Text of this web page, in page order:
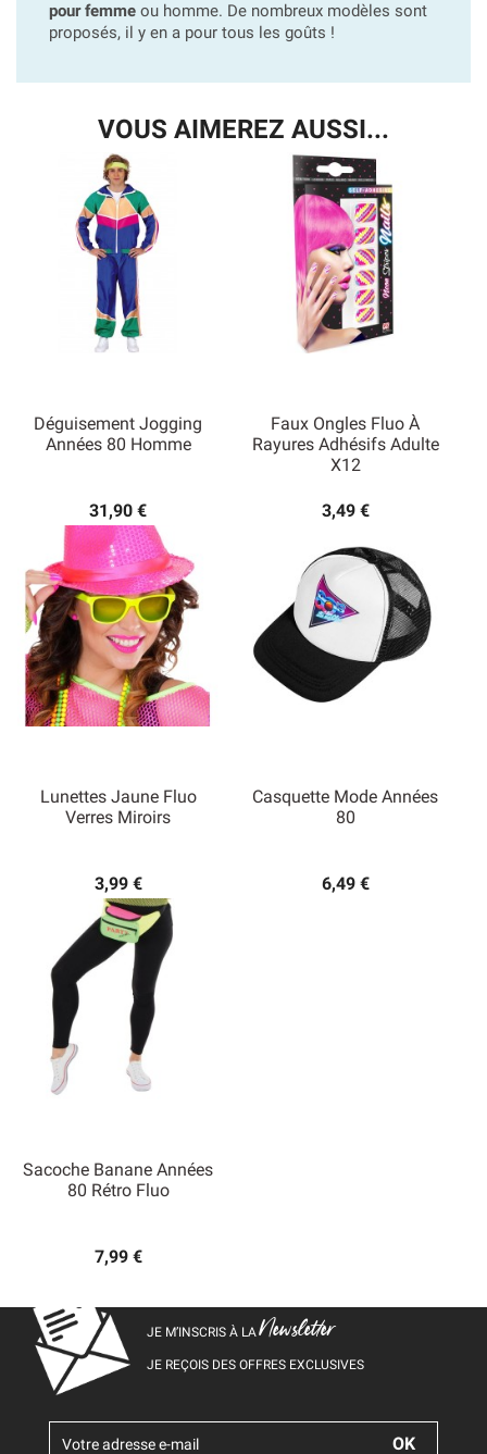
pour femme ou homme. De nombreux modèles sont
proposés, il y en a pour tous les goûts !
VOUS AIMEREZ AUSSI...
Déguisement Jogging
Années 80 Homme
31,90 €
Faux Ongles Fluo À
Rayures Adhésifs Adulte
X12
3,49 €
Lunettes Jaune Fluo
Verres Miroirs
3,99 €
Casquette Mode Années
80
6,49 €
Sacoche Banane Années
80 Rétro Fluo
7,99 €
JE M’INSCRIS À LANewsletter
JE REÇOIS DES OFFRES EXCLUSIVES